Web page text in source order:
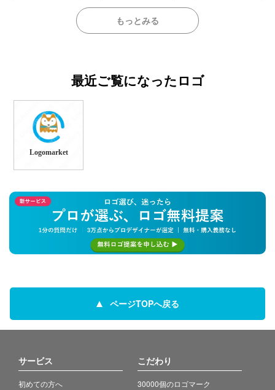
もっとみる
最近ご覧になったロゴ
Logomarket
ページTOPへ戻る
サービス
初めての方へ
こだわり
30000個のロゴマーク